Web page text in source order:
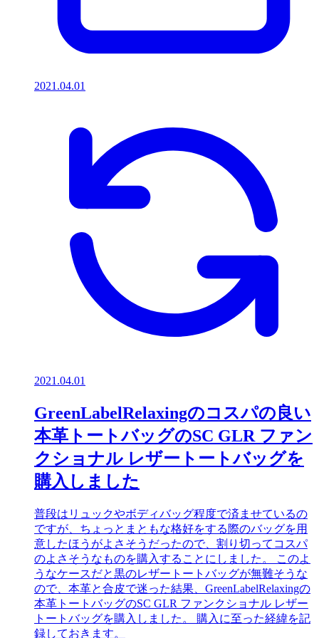
2021.04.01
2021.04.01
GreenLabelRelaxingのコスパの良い
本革トートバッグのSC GLR ファン
クショナル レザートートバッグを
購入しました
普段はリュックやボディバッグ程度で済ませているの
ですが、ちょっとまともな格好をする際のバッグを用
意したほうがよさそうだったので、割り切ってコスパ
のよさそうなものを購入することにしました。 このよ
うなケースだと黒のレザートートバッグが無難そうな
ので、本革と合皮で迷った結果、GreenLabelRelaxingの
本革トートバッグのSC GLR ファンクショナル レザー
トートバッグを購入しました。 購入に至った経緯を記
録しておきます。